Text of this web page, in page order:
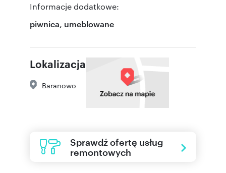
Informacje dodatkowe:
piwnica, umeblowane
Lokalizacja
Baranowo
Sprawdź ofertę usług
remontowych